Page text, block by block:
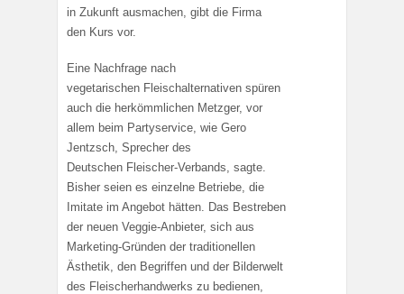
in Zukunft ausmachen, gibt die Firma
den Kurs vor.
Eine Nachfrage nach
vegetarischen Fleischalternativen spüren
auch die herkömmlichen Metzger, vor
allem beim Partyservice, wie Gero
Jentzsch, Sprecher des
Deutschen Fleischer-Verbands, sagte.
Bisher seien es einzelne Betriebe, die
Imitate im Angebot hätten. Das Bestreben
der neuen Veggie-Anbieter, sich aus
Marketing-Gründen der traditionellen
Ästhetik, den Begriffen und der Bilderwelt
des Fleischerhandwerks zu bedienen,